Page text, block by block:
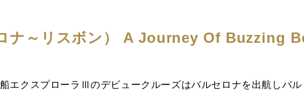
ナ～リスボン） A Journey Of Buzzing
クスプローラⅢのデビュークルーズはバルセロナを出航しバル